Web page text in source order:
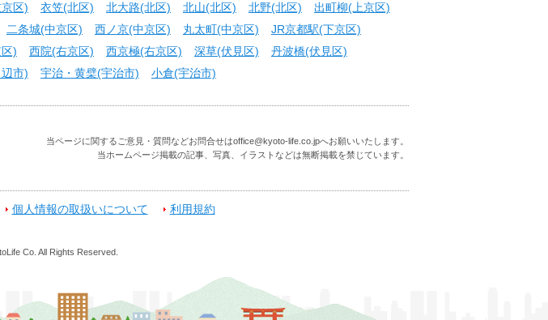
区) 衣笠(北区) 北大路(北区) 北山(北区) 北野(北区)
出町柳(上京区)
二条城(中京区) 西ノ京(中京区) 丸太町(中京区)
JR京都駅(下京区)
) 西院(右京区) 西京極(右京区) 深草(伏見区)
丹波橋(伏見区)
市) 宇治・黄檗(宇治市) 小倉(宇治市)
当ページに関するご意見・質問などお問合せはoffice@kyoto-life.co.jpへお願いいたします。
当ホームページ掲載の記事、写真、イラストなどは無断掲載を禁じています。
個人情報の取扱いについて 利用規約
Co. All Rights Reserved.